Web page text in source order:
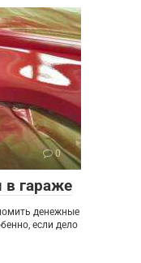
0
в гараже
денежные
если дело